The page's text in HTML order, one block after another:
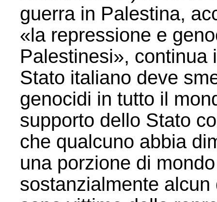
guerra in Palestina,
«la repressione e
Palestinesi», continua
Stato italiano deve
genocidi in tutto il
supporto dello Stato
che qualcuno abbia
una porzione di
sostanzialmente alcun